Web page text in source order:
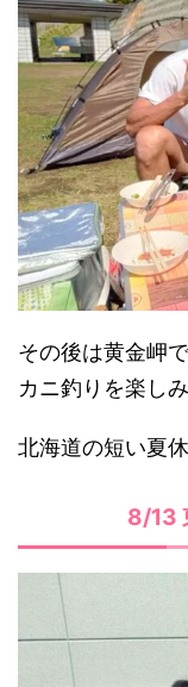
その後は黄金岬
カニ釣りを楽し
北海道の短い夏
8/13